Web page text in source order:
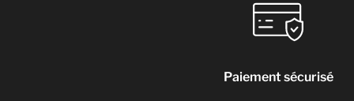
Paiement sécurisé